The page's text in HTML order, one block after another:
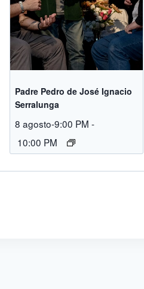
Padre Pedro de José Ignacio
Serralunga
8 agosto-9:00 PM -
10:00 PM